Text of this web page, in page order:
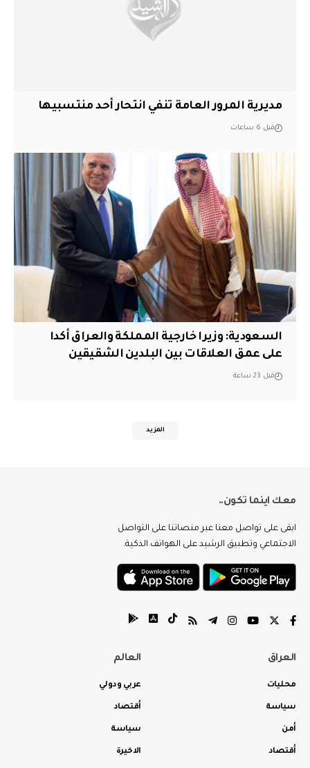
مديرية المرور العامة تنفي انتحار أحد منتسبيها
قبل 6 ساعات
السعودية: وزيرا خارجية المملكة والعراق أكدا
على عمق العلاقات بين البلدين الشقيقين
قبل 23 ساعة
المزيد
معك اينما تكون..
ابقى على تواصل معنا عبر منصاتنا على التواصل
الاجتماعي وتطبيق الرشيد على الهواتف الذكية.
العراق
محليات
سياسة
أمن
أقتصاد
العالم
عربي ودولي
أقتصاد
سياسة
الاخيرة